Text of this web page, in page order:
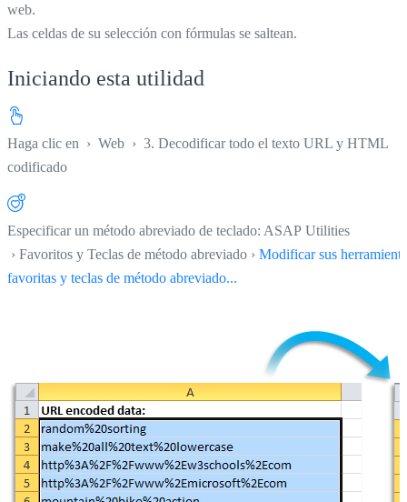
web.
Las celdas de su selección con fórmulas se saltean.
Iniciando esta utilidad
Haga clic en › Web › 3. Decodificar todo el texto URL y HTML
codificado
Especificar un método abreviado de teclado: ASAP Utilities
› Favoritos y Teclas de método abreviado › Modificar sus
favoritas y teclas de método abreviado...